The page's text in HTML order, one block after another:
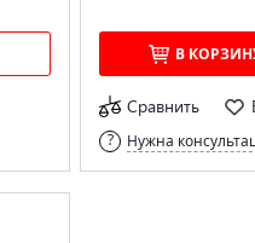
В
Сравнить
Нужна